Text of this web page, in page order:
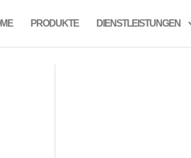
PRODUKTE DIENSTLEISTUNGEN